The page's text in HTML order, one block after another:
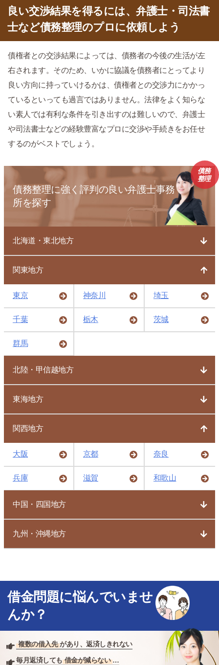
良い交渉結果を得るには、弁護士・司法書
士など債務整理のプロに依頼しよう
債権者との交渉結果によっては、債務者の今後の生活が左
右されます。そのため、いかに協議を債務者にとってより
良い方向に持っていけるかは、債権者との交渉力にかかっ
ているといっても過言ではありません。法律をよく知らな
い素人では有利な条件を引き出すのは難しいので、弁護士
や司法書士などの経験豊富なプロに交渉や手続きをお任せ
するのがベストでしょう。
債務整理に強く評判の良い弁護士事務
所を探す
債務
整理
北海道・東北地方
関東地方
東京 神奈川 埼玉
千葉 栃木 茨城
群馬
北陸・甲信越地方
東海地方
関西地方
大阪 京都 奈良
兵庫 滋賀 和歌山
中国・四国地方
九州・沖縄地方
借金問題に悩んでいませ
んか？
複数の借入先 があり、返済しきれない
毎月返済しても 借金が減らない …